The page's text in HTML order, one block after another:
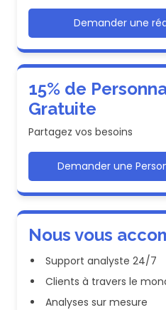
Demander une
15% de
Gratuite
Partagez vos besoins
Demander une
Nous vous
Support analyste 24/7
Clients à travers le
Analyses sur mesure